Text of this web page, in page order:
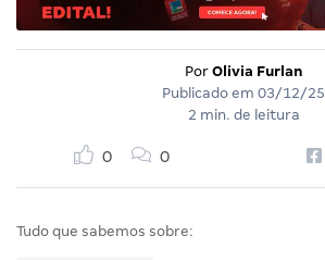
Por Olivia Furlan
Publicado em 03/12/25
2 min. de leitura
0 0
Tudo que sabemos sobre: